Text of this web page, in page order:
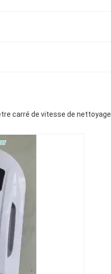
carré de vitesse de nettoyage